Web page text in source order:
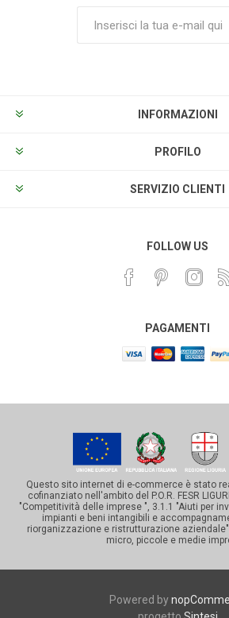
INFORMAZIONI
PROFILO
SERVIZIO CLIENTI
FOLLOW US
PAGAMENTI
Questo sito internet di e-commerce è stato
cofinanziato nell'ambito del P.O.R. FESR
"Competitività delle imprese ", 3.1.1 "Aiuti per
impianti e beni intangibili e
riorganizzazione e ristrutturazione
micro, piccole e medie
Powered by